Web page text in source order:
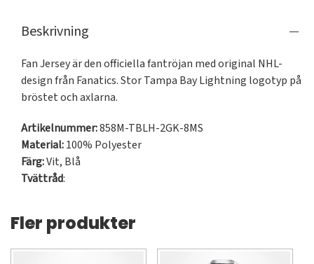
Beskrivning
Fan Jersey är den officiella fantröjan med original NHL-
design från Fanatics. Stor Tampa Bay Lightning logotyp på
bröstet och axlarna.
Artikelnummer:858M-TBLH-2GK-8MS
Material:100% Polyester
Färg:Vit, Blå
Tvättråd:
Fler produkter